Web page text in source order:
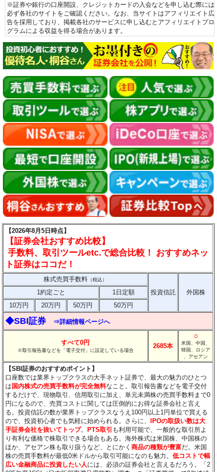
※証券や銀行の口座開設、クレジットカードの入会などを申し込む際には
必ず各社のサイトをご確認ください。なお、当サイトはアフィリエイト広
告を採用しており、掲載各社のサービスに申し込むとアフィリエイトプロ
グラムによる収益を得る場合があります。
【2026年8月5日時点】
【証券会社おすすめ比較】
手数料、取引ツールetc.で総合比較！ おすすめネッ
ト証券はココだ！
株式売買手数料 （税込）
投資信託 外国株
1約定ごと
1日定額
10万円
20万円 50万円 50万円
◆SBI証券 ⇒詳細情報ページへ
すべて0円
※取引報告書などを「電子交付」に設定している場合
2685本
○
米国、中国、
韓国、ロシア
、アセアン
【SBI証券のおすすめポイント】
口座数では業界トップクラスの大手ネット証券で、最大の魅力のひとつ
は 国内株式の売買手数料が完全無料なこと。取引報告書などを電子交付
するだけで、現物取引、信用取引に加え、単元未満株の売買手数料まで0
円になるので、売買コストに関しては圧倒的にお得な証券会社と言え
る。投資信託の数が業界トップクラスなうえ100円以上1円単位で買える
ので、投資初心者でも気軽に始められる。さらに、
IPOの取扱い数は大
手証券会社を抜いてトップ。 PTS取引 も利用可能で、一般的な取引所よ
り有利な価格で株取引できる場合もある。海外株式は米国株、中国株の
ほか、アセアン株も取り扱うなど、とにかく商品の種類が豊富だ。米国
株の売買手数料が最低0米ドルから取引可能になのも魅力。低コストで幅
広い金融商品に投資したい人 には、必須の証券会社と言えるだろう。「2